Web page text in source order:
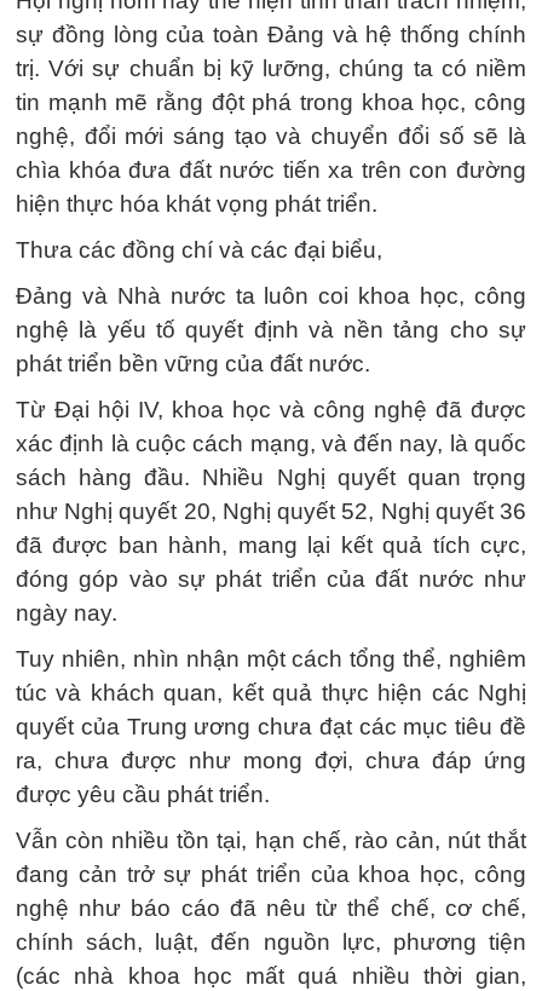
sự đồng lòng của toàn Đảng và hệ thống chính
trị. Với sự chuẩn bị kỹ lưỡng, chúng ta có niềm
tin mạnh mẽ rằng đột phá trong khoa học, công
nghệ, đổi mới sáng tạo và chuyển đổi số sẽ là
chìa khóa đưa đất nước tiến xa trên con đường
hiện thực hóa khát vọng phát triển.
Thưa các đồng chí và các đại biểu,
Đảng và Nhà nước ta luôn coi khoa học, công
nghệ là yếu tố quyết định và nền tảng cho sự
phát triển bền vững của đất nước.
Từ Đại hội IV, khoa học và công nghệ đã được
xác định là cuộc cách mạng, và đến nay, là quốc
sách hàng đầu. Nhiều Nghị quyết quan trọng
như Nghị quyết 20, Nghị quyết 52, Nghị quyết 36
đã được ban hành, mang lại kết quả tích cực,
đóng góp vào sự phát triển của đất nước như
ngày nay.
Tuy nhiên, nhìn nhận một cách tổng thể, nghiêm
túc và khách quan, kết quả thực hiện các Nghị
quyết của Trung ương chưa đạt các mục tiêu đề
ra, chưa được như mong đợi, chưa đáp ứng
được yêu cầu phát triển.
Vẫn còn nhiều tồn tại, hạn chế, rào cản, nút thắt
đang cản trở sự phát triển của khoa học, công
nghệ như báo cáo đã nêu từ thể chế, cơ chế,
chính sách, luật, đến nguồn lực, phương tiện
(các nhà khoa học mất quá nhiều thời gian,